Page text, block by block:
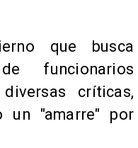
que busca
funcionarios
críticas,
un "amarre" por